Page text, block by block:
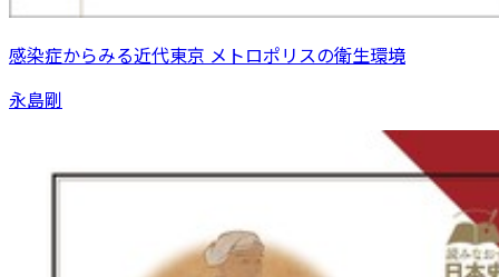
感染症からみる近代東京 メトロポリスの衛生環境
永島剛